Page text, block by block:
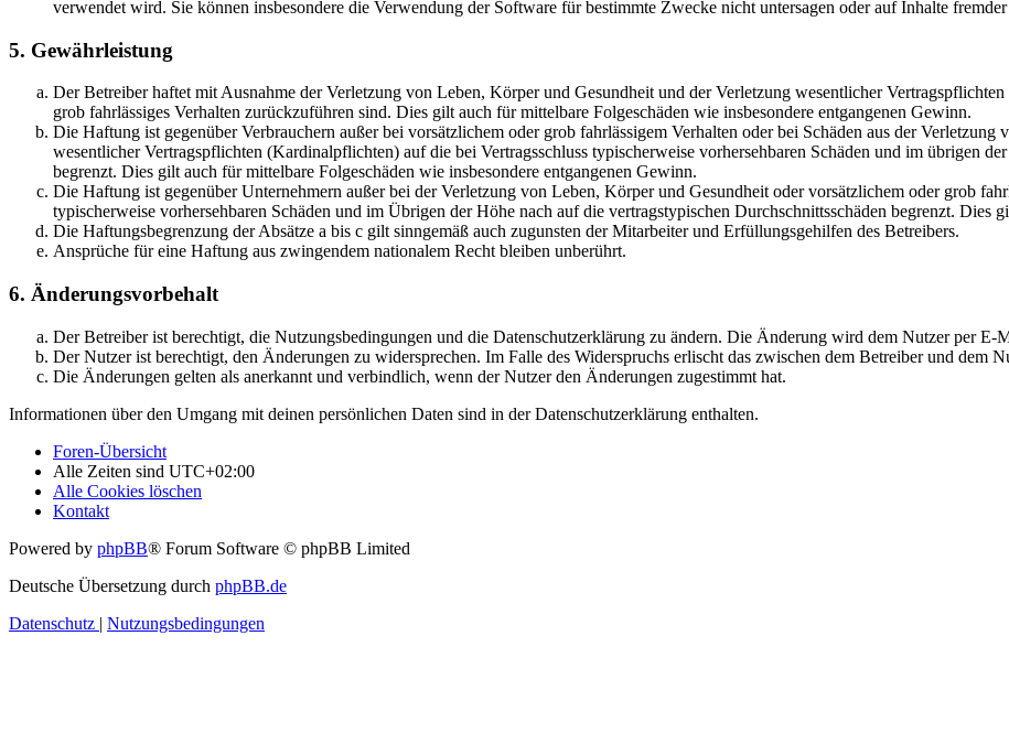
verwendet wird. Sie können insbesondere die Verwendung der Software für bestimmte Zwecke nicht untersagen oder auf Inhalte
5. Gewährleistung
Der Betreiber haftet mit Ausnahme der Verletzung von Leben, Körper und Gesundheit und der Verletzung wesentlicher
grob fahrlässiges Verhalten zurückzuführen sind. Dies gilt auch für mittelbare Folgeschäden wie insbesondere entgangenen Gewinn.
Die Haftung ist gegenüber Verbrauchern außer bei vorsätzlichem oder grob fahrlässigem Verhalten oder bei Schäden aus der
wesentlicher Vertragspflichten (Kardinalpflichten) auf die bei Vertragsschluss typischerweise vorhersehbaren Schäden und im übrigen
begrenzt. Dies gilt auch für mittelbare Folgeschäden wie insbesondere entgangenen Gewinn.
Die Haftung ist gegenüber Unternehmern außer bei der Verletzung von Leben, Körper und Gesundheit oder vorsätzlichem oder grob
typischerweise vorhersehbaren Schäden und im Übrigen der Höhe nach auf die vertragstypischen Durchschnittsschäden begrenzt. Dies
Die Haftungsbegrenzung der Absätze a bis c gilt sinngemäß auch zugunsten der Mitarbeiter und Erfüllungsgehilfen des Betreibers.
Ansprüche für eine Haftung aus zwingendem nationalem Recht bleiben unberührt.
6. Änderungsvorbehalt
Der Betreiber ist berechtigt, die Nutzungsbedingungen und die Datenschutzerklärung zu ändern. Die Änderung wird dem Nutzer per E-
Der Nutzer ist berechtigt, den Änderungen zu widersprechen. Im Falle des Widerspruchs erlischt das zwischen dem Betreiber und dem
Die Änderungen gelten als anerkannt und verbindlich, wenn der Nutzer den Änderungen zugestimmt hat.
Informationen über den Umgang mit deinen persönlichen Daten sind in der Datenschutzerklärung enthalten.
Foren-Übersicht
Alle Zeiten sind UTC+02:00
Alle Cookies löschen
Kontakt
Powered by phpBB® Forum Software © phpBB Limited
Deutsche Übersetzung durch phpBB.de
Datenschutz | Nutzungsbedingungen